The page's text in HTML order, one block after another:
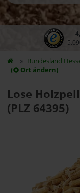
Bundesland
(
Ort ändern)
Lose
(PLZ 64395)